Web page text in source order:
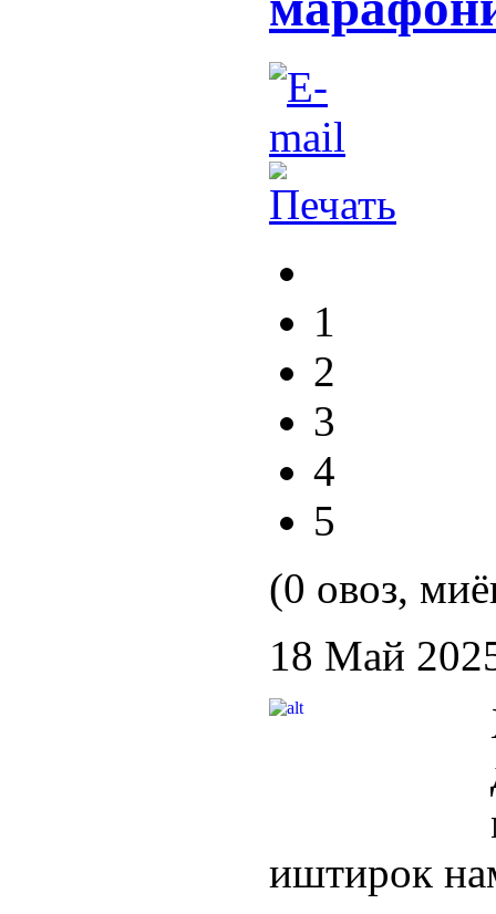
1
2
3
4
5
(0 овоз,
18 Май
иштирок